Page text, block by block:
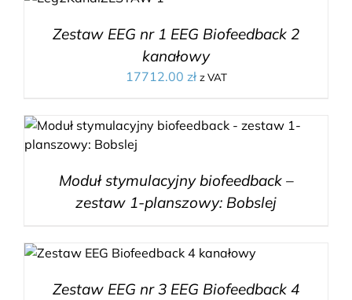
Zestaw EEG nr 1 EEG Biofeedback 2
kanałowy
17712.00 zł z VAT
Moduł stymulacyjny biofeedback –
zestaw 1-planszowy: Bobslej
Zestaw EEG nr 3 EEG Biofeedback 4